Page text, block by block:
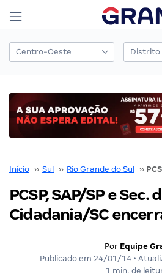
Início ›› Sul ›› Rio Grande do Sul ››
PCSP, SAP/SP e Sec.
Cidadania/SC
Por Equipe
Publicado em 24/01/14 •
1 min. de